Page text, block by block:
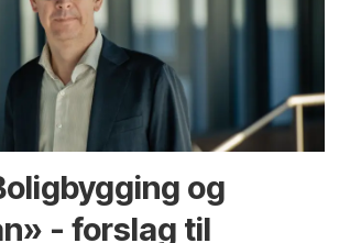
og
- forslag til